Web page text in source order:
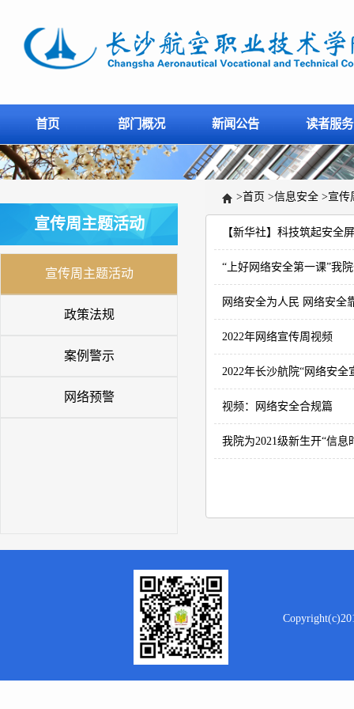
首页 部门概况 新闻公告 读者服务
>首页 >信息安全 >宣传
【新华社】科技筑起安
“上好网络安全第一课”我
网络安全为人民 网络安全
2022年网络宣传周视频
2022年长沙航院“网络安
视频：网络安全合规篇
我院为2021级新生开“信
宣传周主题活动
宣传周主题活动
政策法规
案例警示
网络预警